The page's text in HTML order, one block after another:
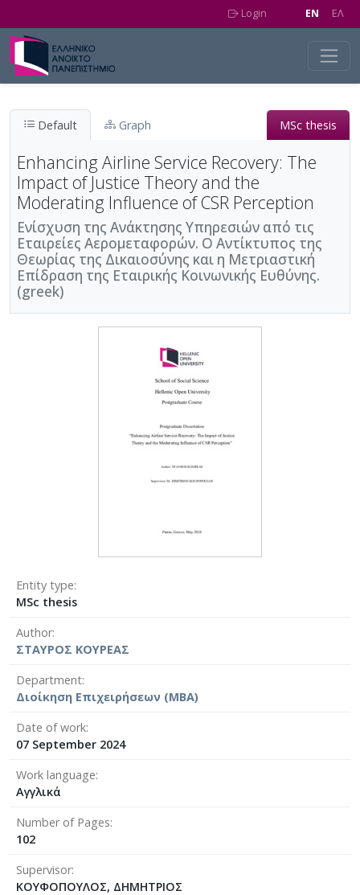
Login EN EΛ
Default Graph MSc thesis
Enhancing Airline Service Recovery: The
Impact of Justice Theory and the
Moderating Influence of CSR Perception
Ενίσχυση της Ανάκτησης Υπηρεσιών από τις
Εταιρείες Αερομεταφορών. Ο Αντίκτυπος της
Θεωρίας της Δικαιοσύνης και η Μετριαστική
Επίδραση της Εταιρικής Κοινωνικής Ευθύνης.
(greek)
Entity type
MSc thesis
Author
ΣΤΑΥΡΟΣ ΚΟΥΡΕΑΣ
Department
Διοίκηση Επιχειρήσεων (MBA)
Date of work
07 September 2024
Work language
Αγγλικά
Number of Pages
102
Supervisor
ΚΟΥΦΟΠΟΥΛΟΣ, ΔΗΜΗΤΡΙΟΣ